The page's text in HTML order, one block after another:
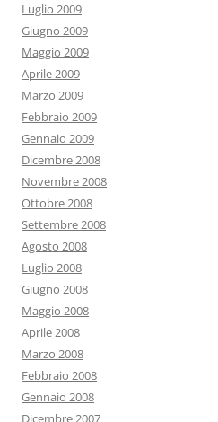
Luglio 2009
Giugno 2009
Maggio 2009
Aprile 2009
Marzo 2009
Febbraio 2009
Gennaio 2009
Dicembre 2008
Novembre 2008
Ottobre 2008
Settembre 2008
Agosto 2008
Luglio 2008
Giugno 2008
Maggio 2008
Aprile 2008
Marzo 2008
Febbraio 2008
Gennaio 2008